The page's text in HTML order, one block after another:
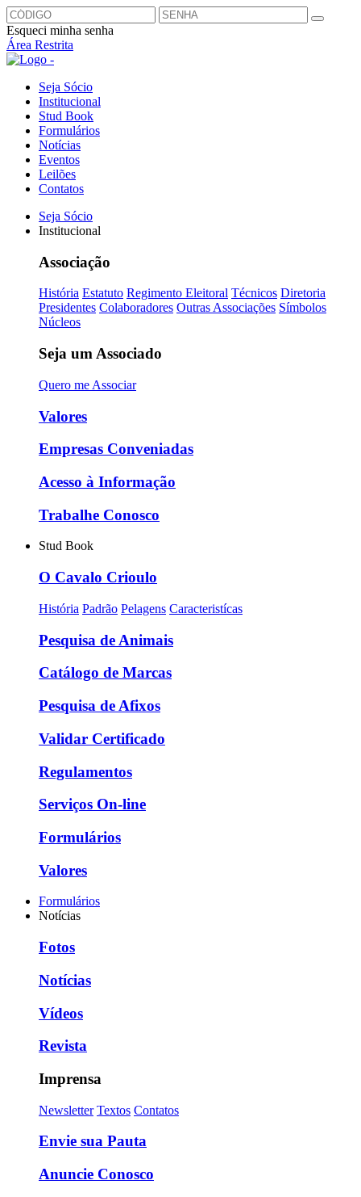
Esqueci minha senha
Área Restrita
Seja Sócio
Institucional
Stud Book
Formulários
Notícias
Eventos
Leilões
Contatos
Seja Sócio
Institucional
Associação
História Estatuto Regimento Eleitoral Técnicos Diretoria
Presidentes Colaboradores Outras Associações Símbolos
Núcleos
Seja um Associado
Quero me Associar
Valores
Empresas Conveniadas
Acesso à Informação
Trabalhe Conosco
Stud Book
O Cavalo Crioulo
História Padrão Pelagens Caracteristícas
Pesquisa de Animais
Catálogo de Marcas
Pesquisa de Afixos
Validar Certificado
Regulamentos
Serviços On-line
Formulários
Valores
Formulários
Notícias
Fotos
Notícias
Vídeos
Revista
Imprensa
Newsletter Textos Contatos
Envie sua Pauta
Anuncie Conosco